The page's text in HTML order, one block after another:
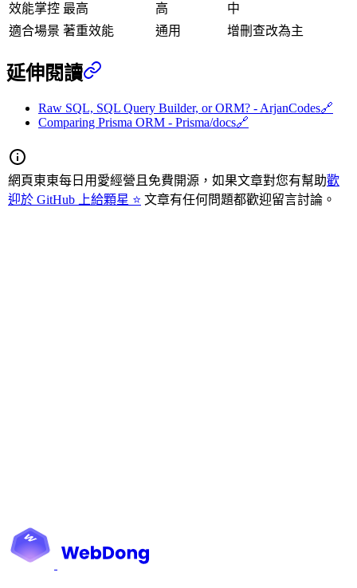
效能掌控 最高 高
中
適合場景 著重效能 通用 增刪查改為主
延伸閱讀
Raw SQL, SQL Query Builder, or ORM? - ArjanCodes🔗
Comparing Prisma ORM - Prisma/docs🔗
網頁東東每日用愛經營且免費開源，如果文章對您有幫助歡
迎於 GitHub 上給顆星 ⭐ 文章有任何問題都歡迎留言討論。